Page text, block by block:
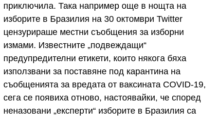
приключила. Така например още в нощта на
изборите в Бразилия на 30 октомври Twitter
цензурираше местни съобщения за изборни
измами. Известните „подвеждащи“
предупредителни етикети, които някога бяха
използвани за поставяне под карантина на
съобщенията за вредата от ваксината COVID-19,
сега се появиха отново, настоявайки, че според
неназовани „експерти“ изборите в Бразилия са